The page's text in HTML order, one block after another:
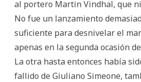
al portero Martin Vindhal, que
No fue un lanzamiento
suficiente para desnivelar el
apenas en la segunda ocasión
La otra hasta entonces había
fallido de Giuliano Simeone,